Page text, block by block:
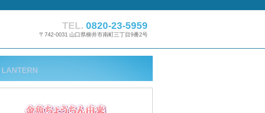
TEL. 0820-23-5959
〒742-0031 山口県柳井市南町三丁目9番2号